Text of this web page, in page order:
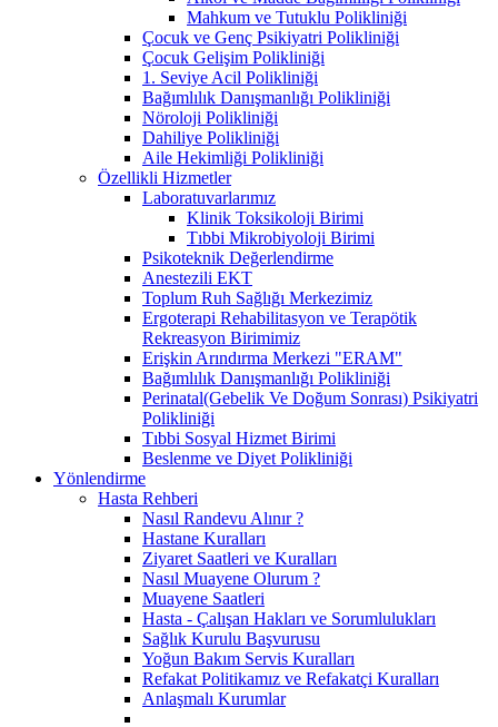
Mahkum ve Tutuklu Polikliniği
Çocuk ve Genç Psikiyatri Polikliniği
Çocuk Gelişim Polikliniği
1. Seviye Acil Polikliniği
Bağımlılık Danışmanlığı Polikliniği
Nöroloji Polikliniği
Dahiliye Polikliniği
Aile Hekimliği Polikliniği
Özellikli Hizmetler
Laboratuvarlarımız
Klinik Toksikoloji Birimi
Tıbbi Mikrobiyoloji Birimi
Psikoteknik Değerlendirme
Anestezili EKT
Toplum Ruh Sağlığı Merkezimiz
Ergoterapi Rehabilitasyon ve Terapötik
Rekreasyon Birimimiz
Erişkin Arındırma Merkezi "ERAM"
Bağımlılık Danışmanlığı Polikliniği
Perinatal(Gebelik Ve Doğum Sonrası) Psikiyatri
Polikliniği
Tıbbi Sosyal Hizmet Birimi
Beslenme ve Diyet Polikliniği
Yönlendirme
Hasta Rehberi
Nasıl Randevu Alınır ?
Hastane Kuralları
Ziyaret Saatleri ve Kuralları
Nasıl Muayene Olurum ?
Muayene Saatleri
Hasta - Çalışan Hakları ve Sorumlulukları
Sağlık Kurulu Başvurusu
Yoğun Bakım Servis Kuralları
Refakat Politikamız ve Refakatçi Kuralları
Anlaşmalı Kurumlar